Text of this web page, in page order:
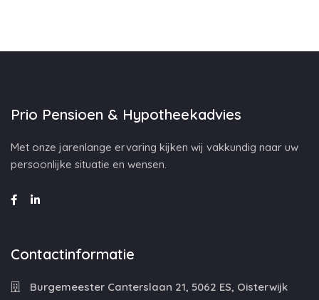
Prio Pensioen & Hypotheekadvies
Met onze jarenlange ervaring kijken wij vakkundig naar uw
persoonlijke situatie en wensen.
Contactinformatie
Burgemeester Canterslaan 21, 5062 ES, Oisterwijk